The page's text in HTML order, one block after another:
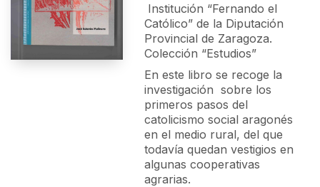
Institución “Fernando el
Católico” de la Diputación
Provincial de Zaragoza.
Colección “Estudios”
En este libro se recoge la
investigación sobre los
primeros pasos del
catolicismo social aragonés
en el medio rural, del que
todavía quedan vestigios en
algunas cooperativas
agrarias.